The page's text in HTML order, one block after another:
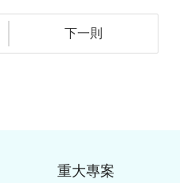
下一則
重大專案